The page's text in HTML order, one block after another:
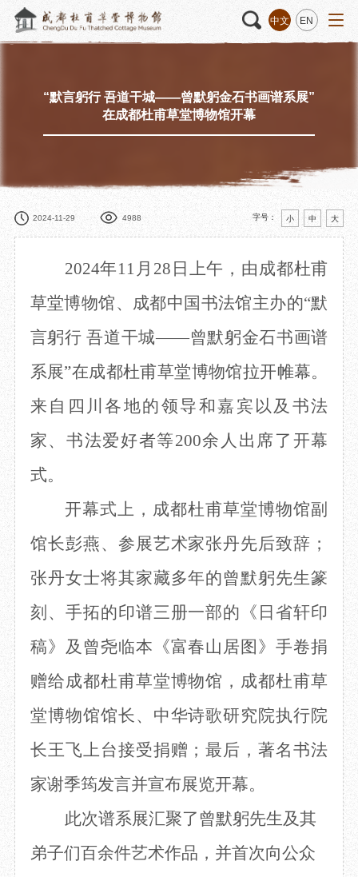
中文 EN
请
活动 “人日游草堂”系列文化活动
数字资源
捐赠名录
文创 杜甫草堂文创馆
数字文创
IP授权
草堂艺术中心
文创咨询
景点 正门
诗史堂
柴门
工部祠
少陵草堂碑亭
草堂影壁
大雅堂
草堂书院
“默言躬行 吾道干城——曾默躬金石书画谱系展”
在成都杜甫草堂博物馆开幕
2024-11-29 4988 字号： 小 中 大
2024年11月28日上午，由成都杜甫
草堂博物馆、成都中国书法馆主办的“默
言躬行 吾道干城——曾默躬金石书画谱
系展”在成都杜甫草堂博物馆拉开帷幕。
来自四川各地的领导和嘉宾以及书法
家、书法爱好者等200余人出席了开幕
式。
开幕式上， 成都杜甫草堂博物馆副
馆长彭燕、 参展艺术家张丹先后致辞 ；
张丹女士将其家藏多年的曾默躬先生篆
刻、手拓的印谱三册一部的《日省轩印
稿》及曾尧临本《富春山居图》手卷捐
赠给成都杜甫草堂博物馆 ，成都杜甫草
堂博物馆馆长、中华诗歌研究院执行院
长王飞上台接受捐赠；最后 ，著名书法
家谢季筠发言并宣布展览开幕。
此次谱系展汇聚了曾默躬先生及其
弟子们百余件艺术作品 ，并首次向公众